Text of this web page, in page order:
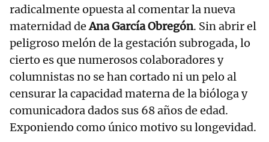
radicalmente opuesta al comentar la nueva
maternidad deAna García Obregón. Sin abrir el
peligroso melón de la gestación subrogada, lo
cierto es que numerosos colaboradores y
columnistas no se han cortado ni un pelo al
censurar la capacidad materna de la bióloga y
comunicadora dados sus 68 años de edad.
Exponiendo como único motivo su longevidad.